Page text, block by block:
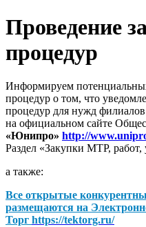
Проведение
процедур
Информируем
процедур о том, что
процедур для нужд
на официальном сайте
«Юнипро» http://
Раздел «Закупки МТР, работ,
а также:
Все открытые
размещаются на
Торг https://tektorg.ru/